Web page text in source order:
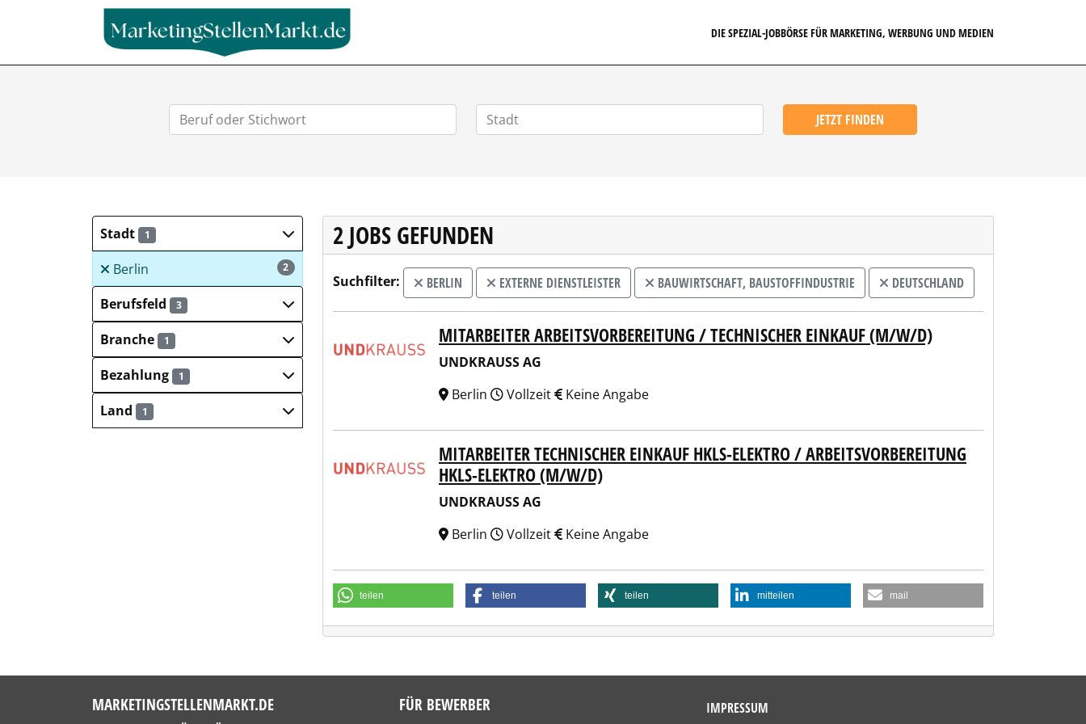
DIE SPEZIAL-JOBBÖRSE FÜR MARKETING, WERBUNG UND MEDIEN
JETZT FINDEN
Stadt 1
2
Berlin
Berufsfeld
3
Branche 1
Bezahlung 1
Land 1
2 JOBS GEFUNDEN
Suchfilter: BERLIN EXTERNE DIENSTLEISTER BAUWIRTSCHAFT, BAUSTOFFINDUSTRIE DEUTSCHLAND
MITARBEITER ARBEITSVORBEREITUNG / TECHNISCHER EINKAUF (M/W/D)
UNDKRAUSS AG
Berlin
Vollzeit Keine Angabe
MITARBEITER TECHNISCHER EINKAUF HKLS-ELEKTRO / ARBEITSVORBEREITUNG
HKLS-ELEKTRO (M/W/D)
UNDKRAUSS AG
Berlin
Vollzeit Keine Angabe
teilen teilen teilen mitteilen mail
MARKETINGSTELLENMARKT.DE FÜR BEWERBER IMPRESSUM